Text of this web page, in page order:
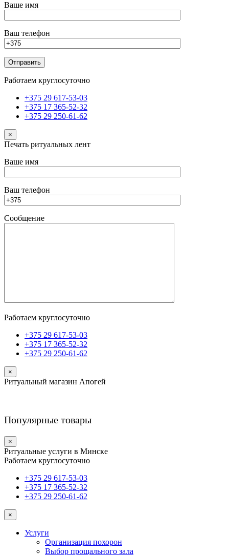
Ваше имя
Ваш телефон
Работаем круглосуточно
+375 29 617-53-03
+375 17 365-52-32
+375 29 250-61-62
×
Печать ритуальных лент
Ваше имя
Ваш телефон
Сообщение
Работаем круглосуточно
+375 29 617-53-03
+375 17 365-52-32
+375 29 250-61-62
×
Ритуальный магазин Апогей
Популярные товары
×
Ритуальные услуги в Минске
Работаем круглосуточно
+375 29 617-53-03
+375 17 365-52-32
+375 29 250-61-62
×
Услуги
Организация похорон
Выбор прощального зала